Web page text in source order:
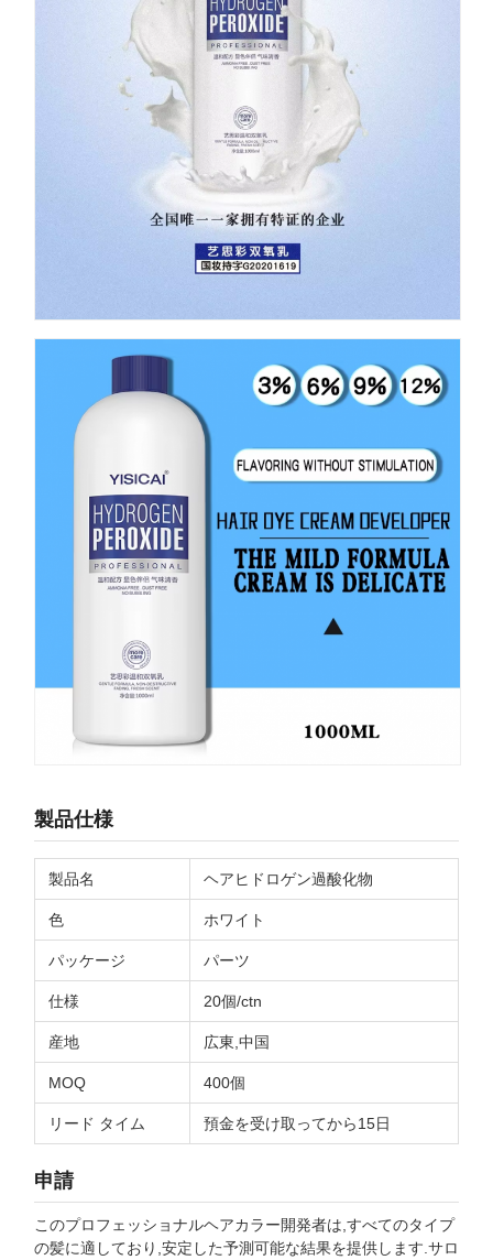
製品仕様
製品名 ヘアヒドロゲン過酸化物
色 ホワイト
パッケージ パーツ
仕様 20個/ctn
産地 広東,中国
MOQ 400個
リード タイム 預金を受け取ってから15日
申請
このプロフェッショナルヘアカラー開発者は,すべてのタイプ
の髪に適しており,安定した予測可能な結果を提供します.サロ